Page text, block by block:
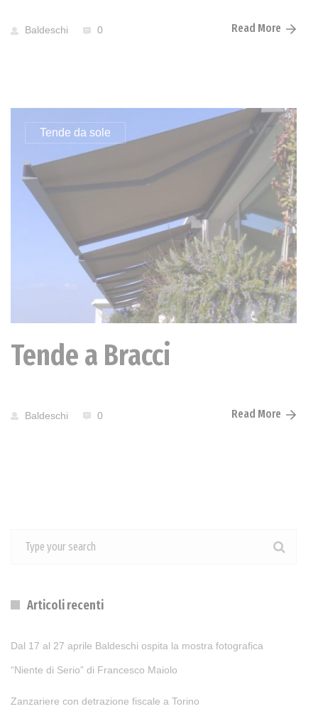
Baldeschi 0 Read More
Tende da sole
Tende a Bracci
Baldeschi 0 Read More
Articoli recenti
Dal 17 al 27 aprile Baldeschi ospita la mostra fotografica
“Niente di Serio” di Francesco Maiolo
Zanzariere con detrazione fiscale a Torino